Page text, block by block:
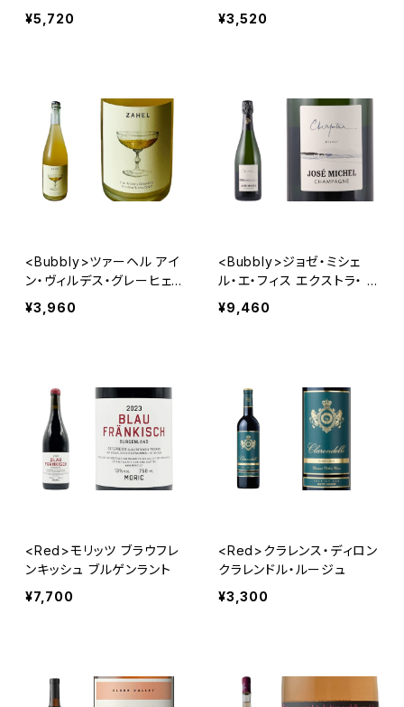
OC
¥5,720
¥3,520
<Bubbly>ツァーヘル アイ
ン・ヴィルデス・グレーヒェ
ン・ペットナット・ヴァイス
¥3,960
<Bubbly>ジョゼ・ミシェ
ル・エ・フィス エクストラ・ ブ
リュット シャピートル・ム
ニエ
¥9,460
<Red>モリッツ ブラウフレ
ンキッシュ ブルゲンラント
¥7,700
<Red>クラレンス・ディロン
クラレンドル・ルージュ
¥3,300